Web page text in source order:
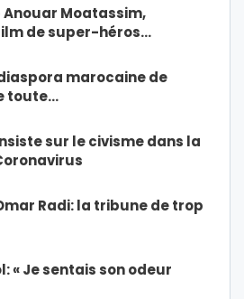
Moatassim,
de super-héros…
marocaine de
toute…
sur le civisme dans la
Radi: la tribune de trop
« Je sentais son odeur